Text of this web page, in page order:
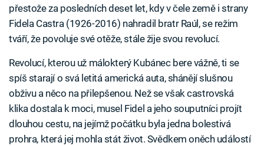
přestože za posledních deset let, kdy v čele země i strany
Fidela Castra (1926-2016) nahradil bratr Raúl, se režim
tváří, že povoluje své otěže, stále žije svou revolucí.
Revolucí, kterou už málokterý Kubánec bere vážně, ti se
spíš starají o svá letitá americká auta, shánějí slušnou
obživu a něco na přilepšenou. Než se však castrovská
klika dostala k moci, musel Fidel a jeho souputníci projít
dlouhou cestu, na jejímž počátku byla jedna bolestivá
prohra, která jej mohla stát život. Svědkem oněch událostí